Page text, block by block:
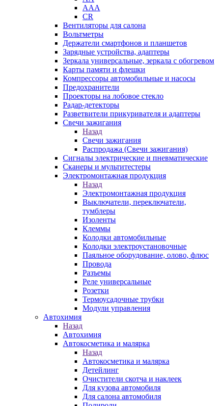
AAA
CR
Вентиляторы для салона
Вольтметры
Держатели смартфонов и планшетов
Зарядные устройства, адаптеры
Зеркала универсальные, зеркала с обогревом
Карты памяти и флешки
Компрессоры автомобильные и насосы
Предохранители
Проекторы на лобовое стекло
Радар-детекторы
Разветвители прикуривателя и адаптеры
Свечи зажигания
Назад
Свечи зажигания
Распродажа (Свечи зажигания)
Сигналы электрические и пневматические
Сканеры и мультитестеры
Электромонтажная продукция
Назад
Электромонтажная продукция
Выключатели, переключатели,
тумблеры
Изоленты
Клеммы
Колодки автомобильные
Колодки электроустановочные
Паяльное оборудование, олово, флюс
Провода
Разъемы
Реле универсальные
Розетки
Термоусадочные трубки
Модули управления
Автохимия
Назад
Автохимия
Автокосметика и малярка
Назад
Автокосметика и малярка
Детейлинг
Очистители скотча и наклеек
Для кузова автомобиля
Для салона автомобиля